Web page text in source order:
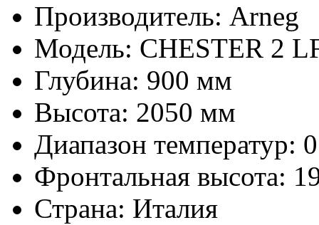
Производитель: Arneg
Модель: CHESTER 2
Глубина: 900 мм
Высота: 2050 мм
Диапазон температур:
Фронтальная высота:
Страна: Италия